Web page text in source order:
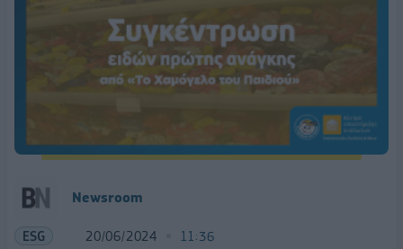
Newsroom
ESG 20/06/2024 11:36